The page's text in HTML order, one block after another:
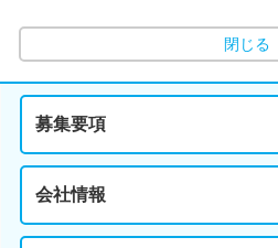
閉じる
募集要項
会社情報